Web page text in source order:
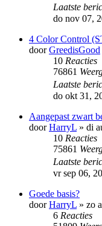
Laatste
do nov 07,
4 Color Control
doorGreedisGood
10 Reacties
76861
Laatste
do okt 31,
Aangepast zwart
doorHarryL » di
10 Reacties
75861
Laatste
vr sep 06,
Goede basis?
doorHarryL » zo
6 Reacties